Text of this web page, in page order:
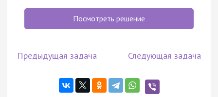
Посмотреть решение
Предыдущая задача Следующая задача